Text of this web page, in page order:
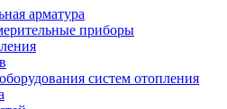
арматура
приборы
систем отопления